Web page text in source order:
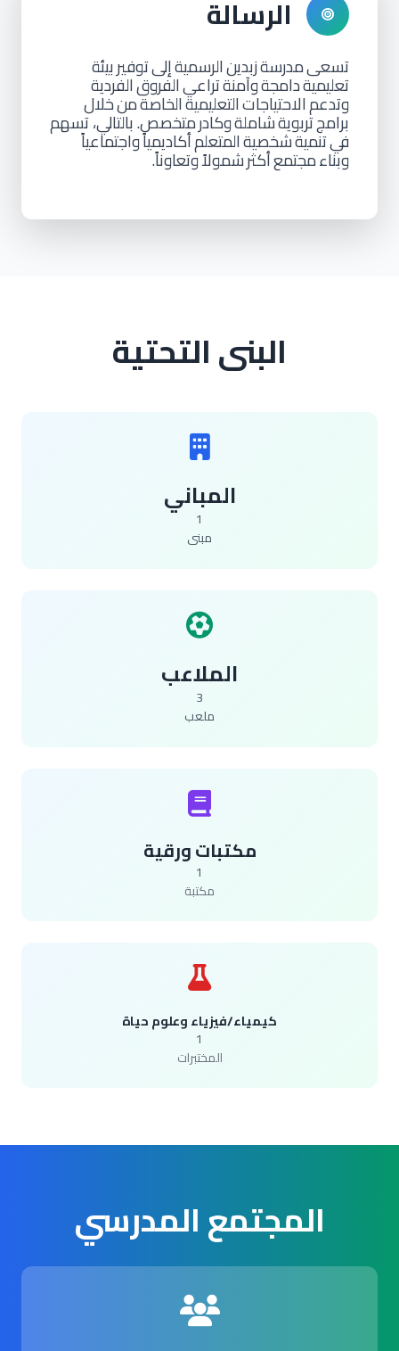
الرسالة
تسعى مدرسةزبدينالرسميةإلى توفيربيئة
تعليميةدامجةوآمنةتراعي الفروقالفردية
وتدعمالاحتياجاتالتعليميةالخاصةمنخلال
برامجتربويةشاملةوكادرمتخصص. بالتالي، تسهم
في تنميةشخصيةالمتعلمأكاديمياًواجتماعياً
وبناءمجتمعأكثرشمولاًوتعاوناً.
البنى التحتية
المباني
مبنى
الملاعب
3
ملعب
مكتبات ورقية
مكتبة
كيمياء/فيزياء وعلوم حياة
المختبرات
المجتمع المدرسي